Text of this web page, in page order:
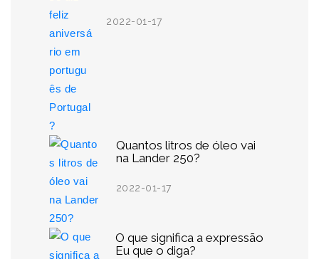
2022-01-17
Quantos litros de óleo vai
na Lander 250?
2022-01-17
O que significa a expressão
Eu que o diga?